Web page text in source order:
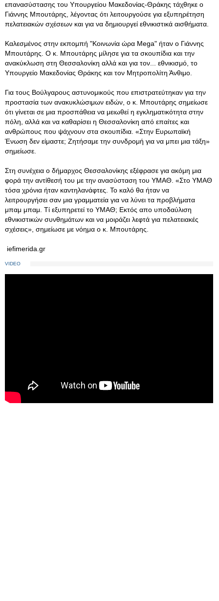
επανασύστασης του Υπουργείου Μακεδονίας-Θράκης τάχθηκε ο
Γιάννης Μπουτάρης, λέγοντας ότι λειτουργούσε για εξυπηρέτηση
πελατειακών σχέσεων και για να δημιουργεί εθνικιστικά αισθήματα.
Καλεσμένος στην εκπομπή "Κοινωνία ώρα Mega" ήταν ο Γιάννης
Μπουτάρης. O κ. Μπουτάρης μίλησε για τα σκουπίδια και την
ανακύκλωση στη Θεσσαλονίκη αλλά και για τον... εθνικισμό, το
Υπουργείο Μακεδονίας Θράκης και τον Μητροπολίτη Άνθιμο.
Για τους Βούλγαρους αστυνομικούς που επιστρατεύτηκαν για την
προστασία των ανακυκλώσιμων ειδών, ο κ. Μπουτάρης σημείωσε
ότι γίνεται σε μια προσπάθεια να μειωθεί η εγκληματικότητα στην
πόλη, αλλά και να καθαρίσει η Θεσσαλονίκη από επαίτες και
ανθρώπους που ψάχνουν στα σκουπίδια. «Στην Ευρωπαϊκή
Ένωση δεν είμαστε; Ζητήσαμε την συνδρομή για να μπει μια τάξη»
σημείωσε.
Στη συνέχεια ο δήμαρχος Θεσσαλονίκης εξέφρασε για ακόμη μια
φορά την αντίθεσή του με την ανασύσταση του ΥΜΑΘ. «Στο ΥΜΑΘ
τόσα χρόνια ήταν καντηλανάφτες. Το καλό θα ήταν να
λειτρουργήσει σαν μια γραμματεία για να λύνει τα προβλήματα
μπαμ μπαμ. Τί εξυπηρετεί το ΥΜΑΘ; Εκτός απο υποδαύλιση
εθνικιστικών συνθημάτων και να μοιράζει λεφτά για πελατειακές
σχέσεις», σημείωσε με νόημα ο κ. Μπουτάρης.
iefimerida.gr
VIDEO